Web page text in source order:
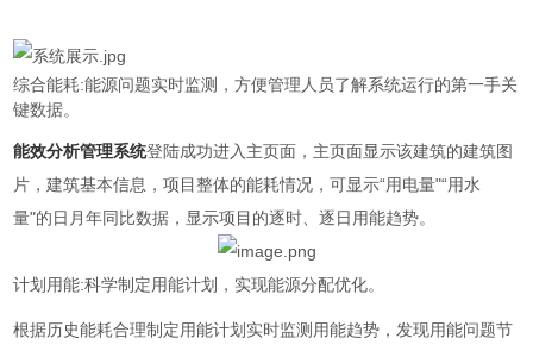
综合能耗:能源问题实时监测，方便管理人员了解系统运行的第一手关
键数据。
能效分析管理系统登陆成功进入主页面，主页面显示该建筑的建筑图
片，建筑基本信息 ，项目整体的能耗情况，可显示“用电量"“用水
量"的日月年同比数据，显示项目的逐时、逐日用能趋势。
计划用能:科学制定用能计划，实现能源分配优化。
根据历史能耗合理制定用能计划实时监测用能趋势，发现用能问题节